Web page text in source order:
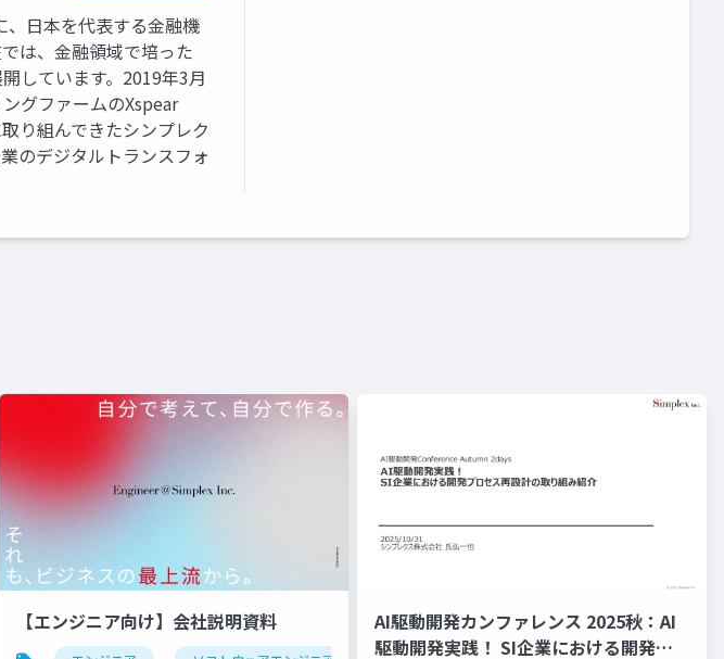
日本を代表する金融機
は、金融領域で培った
しています。2019年3月
グファームのXspear
り組んできたシンプレク
のデジタルトランスフォ
【エンジニア向け】会社説明資料
AI駆動開発カンファレンス 2025秋：AI
駆動開発実践！ SI企業における開発プ